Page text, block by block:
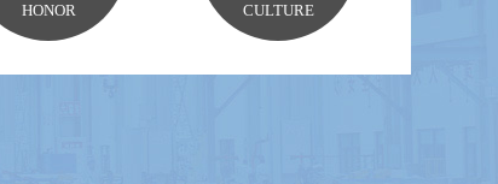
电解法二氧化氯发生器用钛阳极
HONOR CULTURE